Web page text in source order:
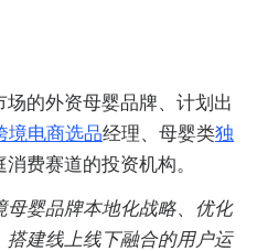
的外资母婴品牌、计划出
境电商选品经理、母婴类独
费赛道的投资机构。
母婴品牌本地化战略、 优化
搭建线上线下融合的用户运